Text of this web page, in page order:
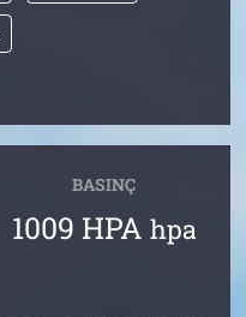
BASINÇ
1009 HPA hpa